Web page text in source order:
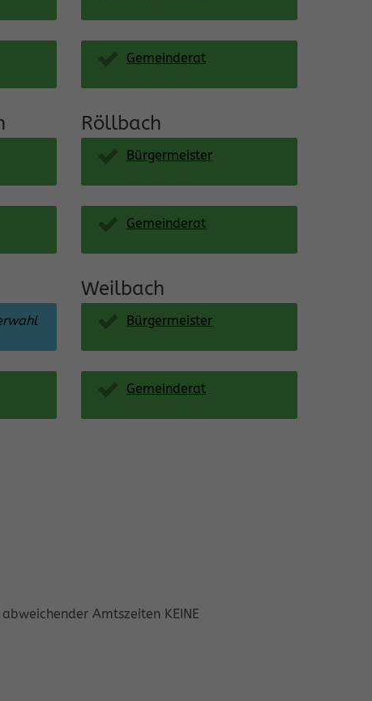
Gemeinderat
Röllbach
Bürgermeister
Gemeinderat
Weilbach
Bürgermeister
Gemeinderat
Amtszeiten KEINE